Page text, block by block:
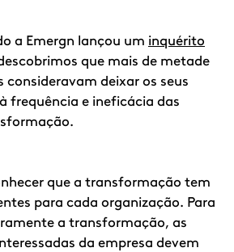
a Emergn lançou um inquérito
que mais de metade
consideravam deixar os seus
frequência e ineficácia das
que a transformação tem
para cada organização. Para
a transformação, as
da empresa devem